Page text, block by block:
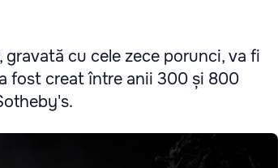
cu cele zece porunci, va fi
fost creat între anii 300 și 800